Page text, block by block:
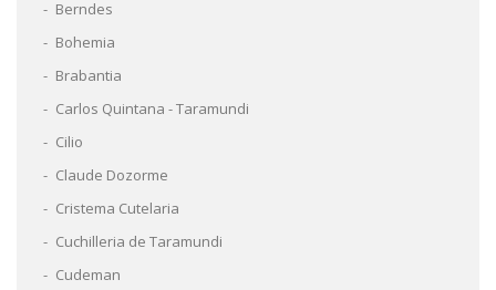
Berndes
Bohemia
Brabantia
Carlos Quintana - Taramundi
Cilio
Claude Dozorme
Cristema Cutelaria
Cuchilleria de Taramundi
Cudeman